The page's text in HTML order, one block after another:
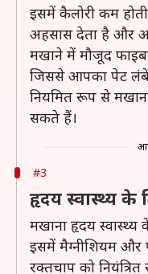
इसमें कैलोरी कम
अहसास देता है और
मखाने में मौजूद
जिससे आपका पेट लंबे
नियमित रूप से
सकते हैं।
#3
हृदय स्वास्थ्य के
मखाना हृदय स्वास्थ्य
इसमें मैग्नीशियम और
रक्तचाप को